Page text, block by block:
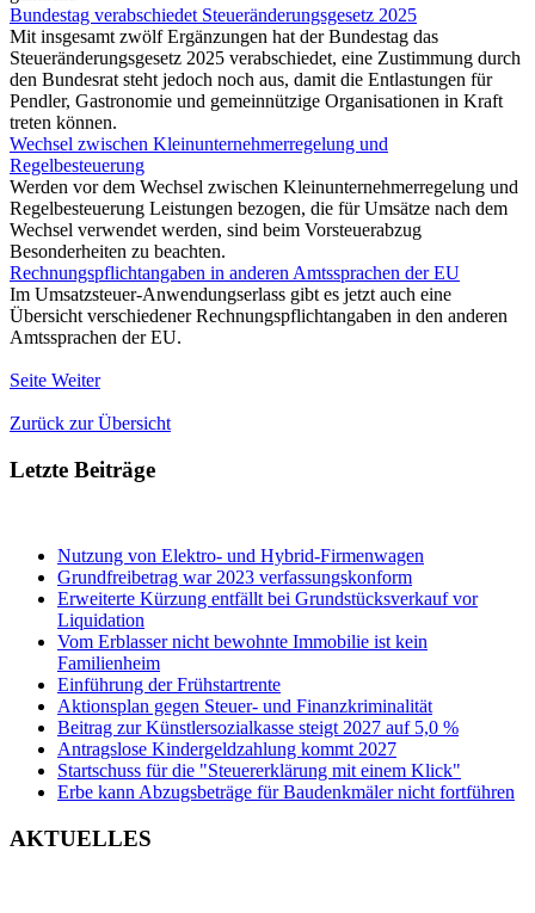
Bundestag verabschiedet Steueränderungsgesetz 2025
Mit insgesamt zwölf Ergänzungen hat der Bundestag das
Steueränderungsgesetz 2025 verabschiedet, eine Zustimmung durch
den Bundesrat steht jedoch noch aus, damit die Entlastungen für
Pendler, Gastronomie und gemeinnützige Organisationen in Kraft
treten können.
Wechsel zwischen Kleinunternehmerregelung und
Regelbesteuerung
Werden vor dem Wechsel zwischen Kleinunternehmerregelung und
Regelbesteuerung Leistungen bezogen, die für Umsätze nach dem
Wechsel verwendet werden, sind beim Vorsteuerabzug
Besonderheiten zu beachten.
Rechnungspflichtangaben in anderen Amtssprachen der EU
Im Umsatzsteuer-Anwendungserlass gibt es jetzt auch eine
Übersicht verschiedener Rechnungspflichtangaben in den anderen
Amtssprachen der EU.
Seite Weiter
Zurück zur Übersicht
Letzte Beiträge
Nutzung von Elektro- und Hybrid-Firmenwagen
Grundfreibetrag war 2023 verfassungskonform
Erweiterte Kürzung entfällt bei Grundstücksverkauf vor
Liquidation
Vom Erblasser nicht bewohnte Immobilie ist kein
Familienheim
Einführung der Frühstartrente
Aktionsplan gegen Steuer- und Finanzkriminalität
Beitrag zur Künstlersozialkasse steigt 2027 auf 5,0 %
Antragslose Kindergeldzahlung kommt 2027
Startschuss für die "Steuererklärung mit einem Klick"
Erbe kann Abzugsbeträge für Baudenkmäler nicht fortführen
AKTUELLES